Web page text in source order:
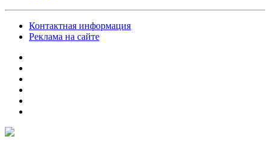
Контактная информация
Реклама на сайте